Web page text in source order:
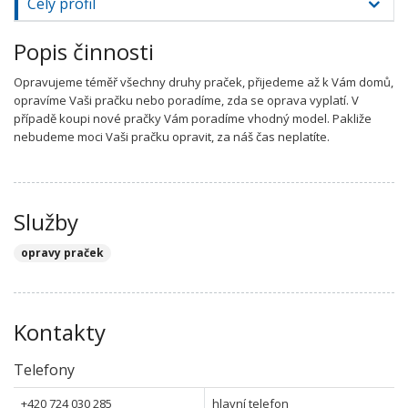
Popis činnosti
Opravujeme téměř všechny druhy praček, přijedeme až k Vám domů,
opravíme Vaši pračku nebo poradíme, zda se oprava vyplatí. V
případě koupi nové pračky Vám poradíme vhodný model. Pakliže
nebudeme moci Vaši pračku opravit, za náš čas neplatíte.
Služby
opravy praček
Kontakty
Telefony
+420 724 030 285 hlavní telefon